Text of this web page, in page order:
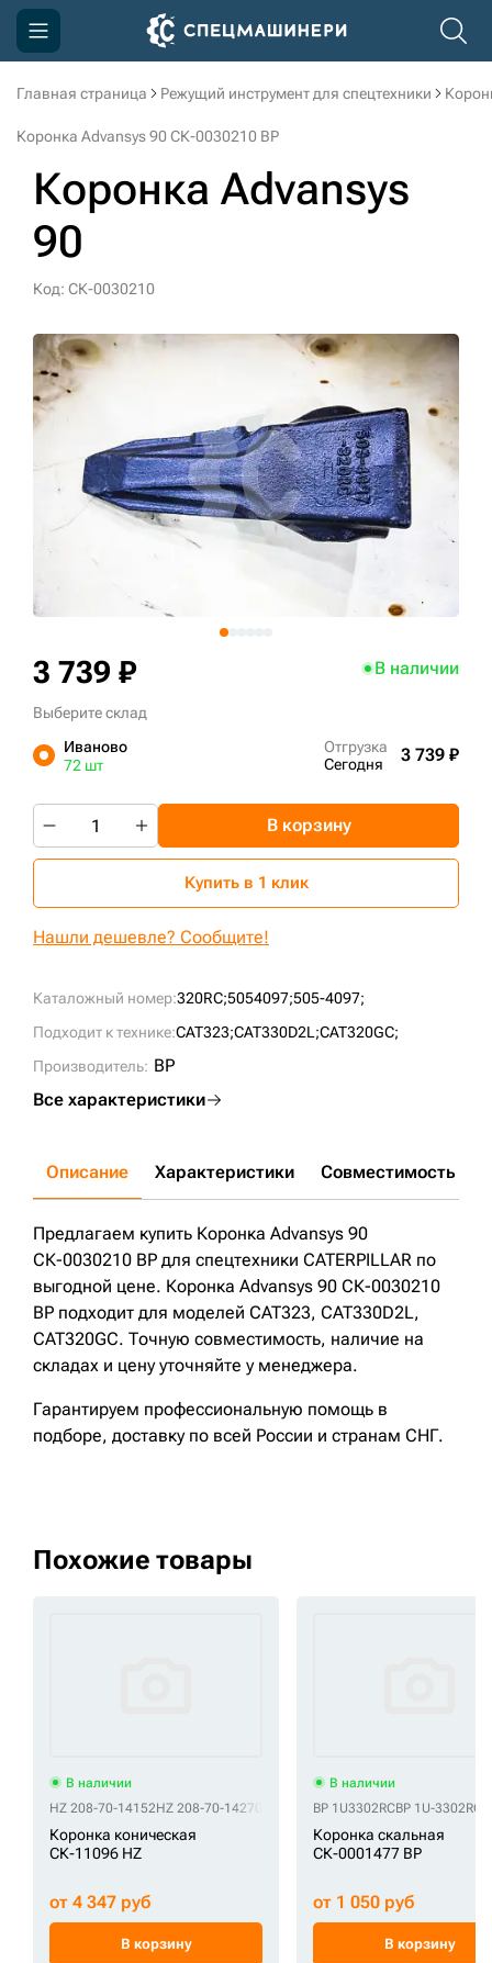
Главная страница Режущий инструмент для спецтехники
Коронка Advansys 90 СК-0030210 BP
Коронка Advansys
90
Код: СК-0030210
Каталожный номер:320RC;5054097;505-4097;
Подходит к технике:CAT323;CAT330D2L;CAT320GC;
Производитель: BP
Все характеристики
3 739 ₽ В наличии
Выберите склад
Иваново
72 шт
Отгрузка
Сегодня
3 739 ₽
В корзину
Купить в 1 клик
Нашли дешевле? Сообщите!
Описание Характеристики Совместимость
Предлагаем купить Коронка Advansys 90
СК-0030210 BP для спецтехники CATERPILLAR по
выгодной цене. Коронка Advansys 90 СК-0030210
BP подходит для моделей CAT323, CAT330D2L,
CAT320GC. Точную совместимость, наличие на
складах и цену уточняйте у менеджера.
Гарантируем профессиональную помощь в
подборе, доставку по всей России и странам СНГ.
Похожие товары
В наличии
HZ 208-70-14152HZ 208-70-14270 HZ 819951088HZ FK400S HZ SX-
Коронка коническая
СК-11096 HZ
от 4 347 руб
В корзину
В наличии
BP 1U3302RCBP 1U-3302RC
Коронка скальная
СК-0001477 BP
от 1 050 руб
В корзину
Компания
Доставка и оплата
Информация
Контакты
3D тур по производству
3D тур по складам
sksale@skdst.ru
+7 (499) 394-50-93